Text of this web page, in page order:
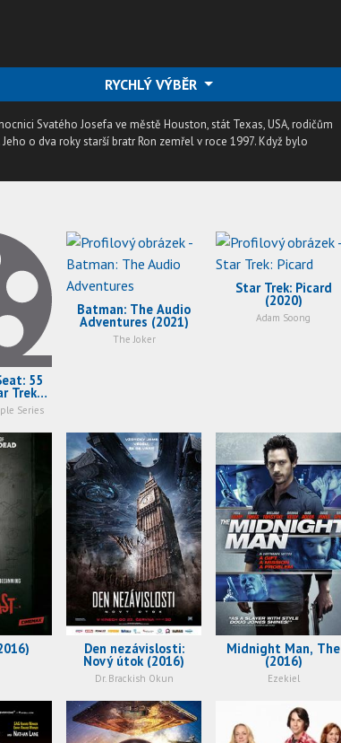
RYCHLÝ VÝBĚR
Svatého Josefa ve městě Houston, stát Texas, USA, rodičům
o dva roky starší bratr Ron zemřel v roce 1997. Když bylo
55
Trek
Series
Batman: The Audio
Adventures (2021)
The Joker
Star Trek: Picard
(2020)
Adam Soong
Den nezávislosti:
Nový útok (2016)
Dr. Brackish Okun
Midnight Man, The
(2016)
Ezekiel